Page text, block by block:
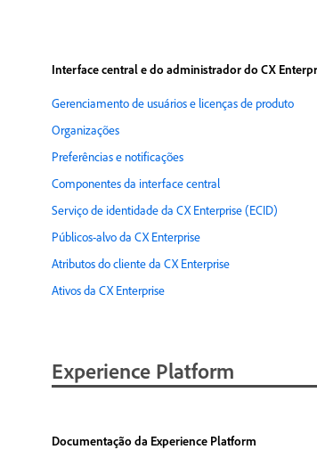
Interface central e do administrador do CX
Gerenciamento de usuários e licenças de produto
Organizações
Preferências e notificações
Componentes da interface central
Serviço de identidade da CX Enterprise (ECID)
Públicos-alvo da CX Enterprise
Atributos do cliente da CX Enterprise
Ativos da CX Enterprise
Experience Platform
Documentação da Experience Platform